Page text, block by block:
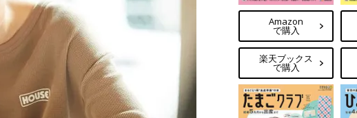
Amazon
で購入
楽天ブックス
で購入